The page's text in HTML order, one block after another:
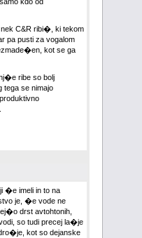
C&R ribi�, ki tekom
pa pusti za vogalom
kot se ga
ribe so bolj
se nimajo
�e imeli in to na
je, �e vode ne
drst avtohtonih,
so tudi precej la�je
kot so dejanske